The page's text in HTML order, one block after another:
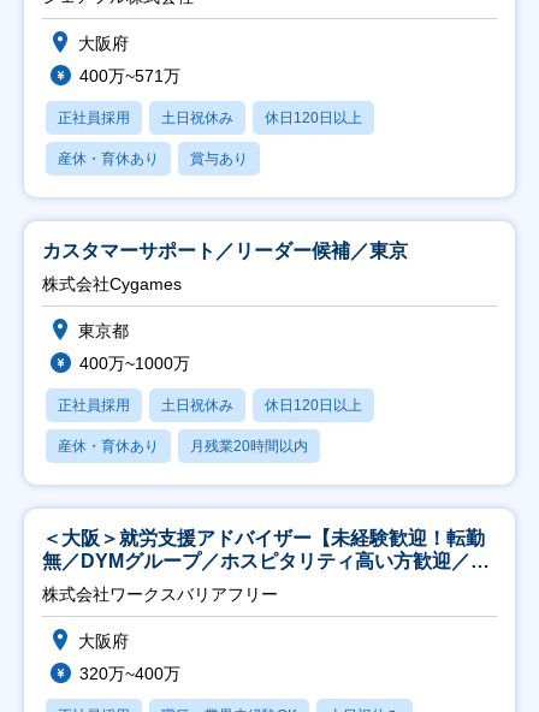
大阪府
400万~571万
正社員採用 土日祝休み 休日120日以上
産休・育休あり 賞与あり
カスタマーサポート／リーダー候補／東京
株式会社Cygames
東京都
400万~1000万
正社員採用 土日祝休み 休日120日以上
産休・育休あり 月残業20時間以内
＜大阪＞就労支援アドバイザー【未経験歓迎！転勤
無／DYMグループ／ホスピタリティ高い方歓迎／土
日祝】
株式会社ワークスバリアフリー
大阪府
320万~400万